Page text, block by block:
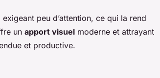
peu d’attention, ce qui la rend
un apport visuel moderne et attrayant
et productive.